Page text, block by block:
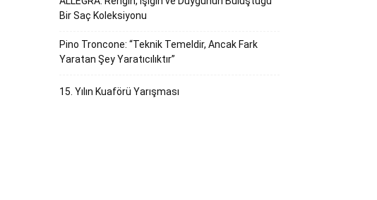
Bir Saç Koleksiyonu
Pino Troncone: “Teknik Temeldir, Ancak Fark
Yaratan Şey Yaratıcılıktır”
15. Yılın Kuaförü Yarışması